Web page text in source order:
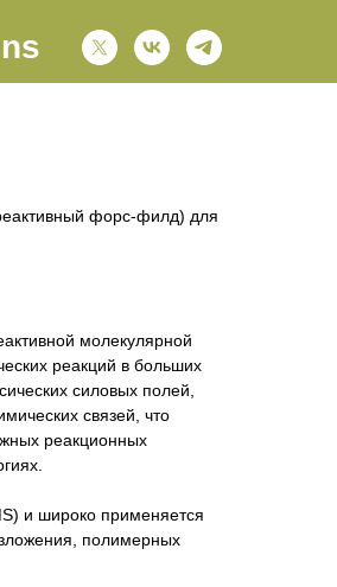
форс-филд) для
молекулярной
реакций в больших
силовых полей,
связей, что
реакционных
и широко применяется
полимерных